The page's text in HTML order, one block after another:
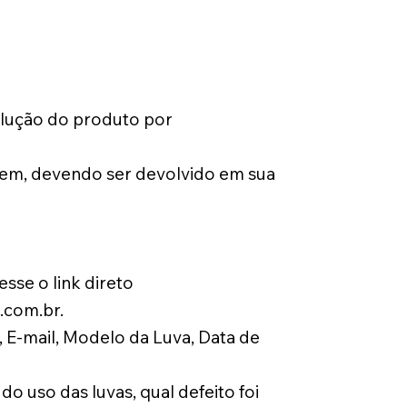
do produto por
devendo ser devolvido em sua
o link direto
.
mail, Modelo da Luva, Data de
uso das luvas, qual defeito foi